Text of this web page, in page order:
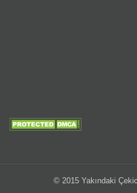
© 2015 Yakındaki